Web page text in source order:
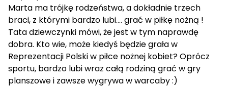
Marta ma trójkę rodzeństwa, a dokładnie trzech
braci, z którymi bardzo lubi…. grać w piłkę nożną !
Tata dziewczynki mówi, że jest w tym naprawdę
dobra. Kto wie, może kiedyś będzie grała w
Reprezentacji Polski w piłce nożnej kobiet? Oprócz
sportu, bardzo lubi wraz całą rodziną grać w gry
planszowe i zawsze wygrywa w warcaby :)